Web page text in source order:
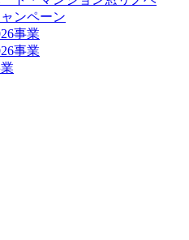
ンペーン
事業
事業